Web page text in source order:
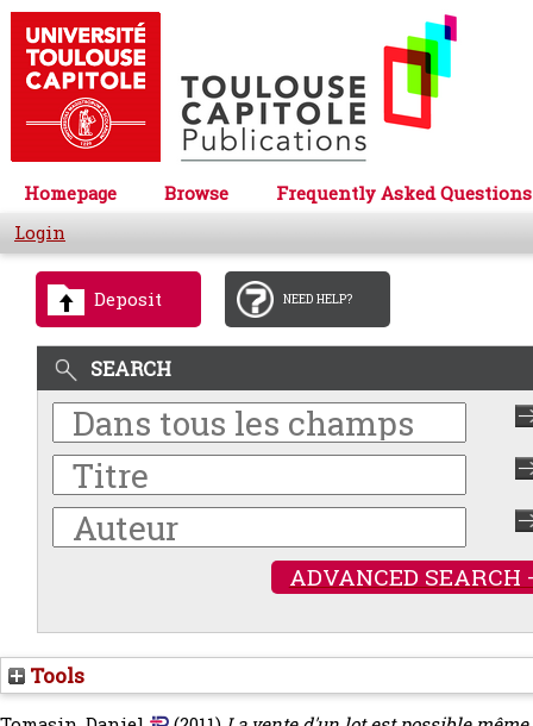
Homepage Browse
Frequently Asked Questions
Login
Deposit NEED HELP?
SEARCH
ADVANCED SEARCH
Tools